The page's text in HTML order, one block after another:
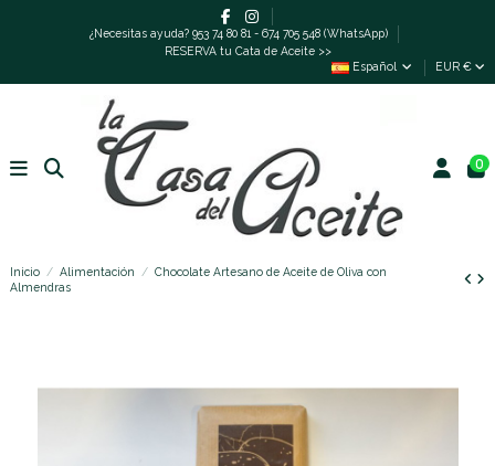
¿Necesitas ayuda? 953 74 80 81 - 674 705 548 (WhatsApp)
RESERVA tu Cata de Aceite >>
Español
EUR €
0
Inicio Alimentación
Chocolate Artesano de Aceite de Oliva con
Almendras